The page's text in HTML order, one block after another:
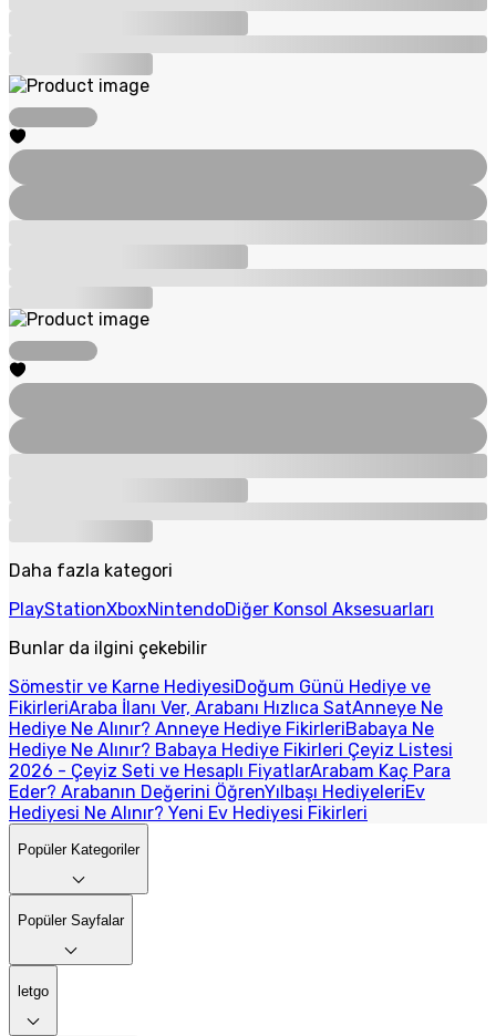
Daha fazla kategori
PlayStationXboxNintendoDiğer Konsol Aksesuarları
Bunlar da ilgini çekebilir
Sömestir ve Karne HediyesiDoğum Günü Hediye ve
FikirleriAraba İlanı Ver, Arabanı Hızlıca SatAnneye Ne
Hediye Ne Alınır? Anneye Hediye FikirleriBabaya Ne
Hediye Ne Alınır? Babaya Hediye Fikirleri Çeyiz Listesi
2026 - Çeyiz Seti ve Hesaplı FiyatlarArabam Kaç Para
Eder? Arabanın Değerini ÖğrenYılbaşı HediyeleriEv
Hediyesi Ne Alınır? Yeni Ev Hediyesi Fikirleri
Popüler Kategoriler
Popüler Sayfalar
letgo